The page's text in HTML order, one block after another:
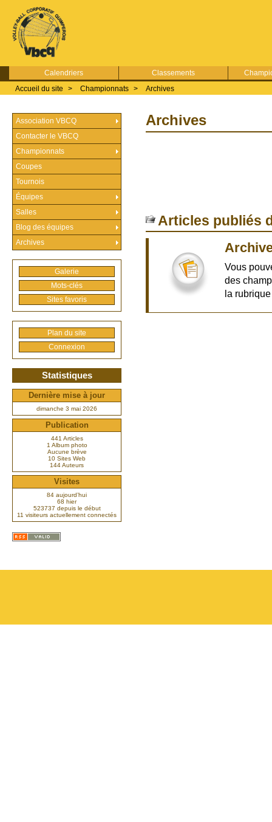
Calendriers Classements
Accueil du site
> Championnats > Archives
Archives
Articles publiés
Vous
des
la
Association VBCQ
Contacter le VBCQ
Championnats
Coupes
Tournois
Équipes
Salles
Blog des équipes
Archives
Galerie
Mots-clés
Sites favoris
Plan du site
Connexion
Statistiques
Dernière mise à jour
dimanche 3 mai 2026
Publication
441 Articles
1 Album photo
Aucune brève
10 Sites Web
144 Auteurs
Visites
84 aujourd’hui
68 hier
523737 depuis le début
11 visiteurs actuellement connectés